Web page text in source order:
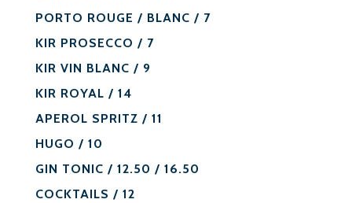
PORTO ROUGE / BLANC / 7
KIR PROSECCO / 7
KIR VIN BLANC / 9
KIR ROYAL / 14
APEROL SPRITZ / 11
HUGO / 10
GIN TONIC / 12.50 / 16.50
COCKTAILS / 12